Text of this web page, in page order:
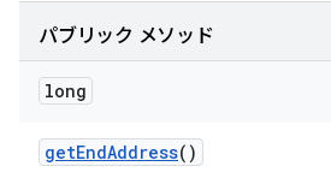
パブリック メソッド
long
getEndAddress()